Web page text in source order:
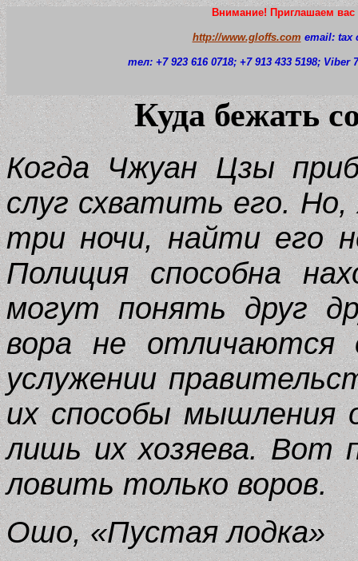
Внимание! Приглашаем
http://www.gloffs.com email: tax
тел: +7 923 616 0718; +7 913 433 5198; Viber
Куда бежать
Когда Чжуан Цзы
слуг схватить его.
три ночи, найти его
Полиция способна
могут понять друг
вора не
услужении
их способы мышления
лишь их хозяева. Вот
ловить только воров.
Ошо, «Пустая лодка»